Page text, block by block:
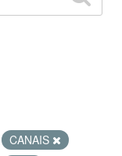
CANAIS